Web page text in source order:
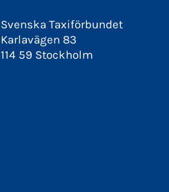
Svenska Taxiförbundet
Karlavägen 83
114 59 Stockholm